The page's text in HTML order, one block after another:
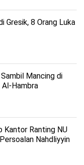
Gresik, 8 Orang Luka
Mancing di
Al-Hambra
Kantor Ranting NU
Nahdliyyin